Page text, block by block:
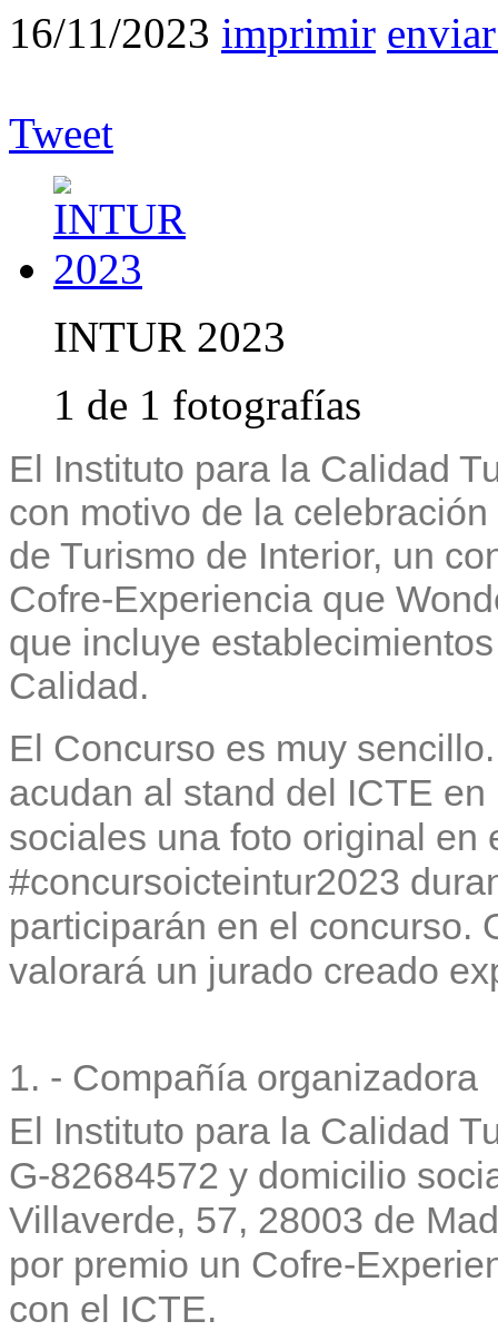
16/11/2023 imprimir
Tweet
INTUR 2023
1 de 1 fotografías
El Instituto para la Calidad
con motivo de la
de Turismo de Interior, un
Cofre-Experiencia que
que incluye
Calidad.
El Concurso es muy
acudan al stand del ICTE
sociales una foto original en
#concursoicteintur2023
participarán en el concurso.
valorará un jurado creado
1. - Compañía organizadora
El Instituto para la Calidad
G-82684572 y domicilio
Villaverde, 57, 28003 de
por premio un Cofre-
con el ICTE.